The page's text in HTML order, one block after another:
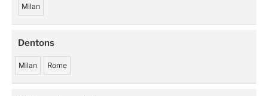
Milan
Dentons
Milan Rome